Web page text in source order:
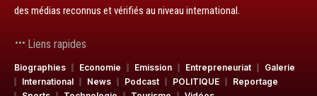
des médias reconnus et vérifiés au niveau international.
Liens rapides
Biographies Economie Emission Entrepreneuriat
Galerie
International
News Podcast POLITIQUE
Reportage